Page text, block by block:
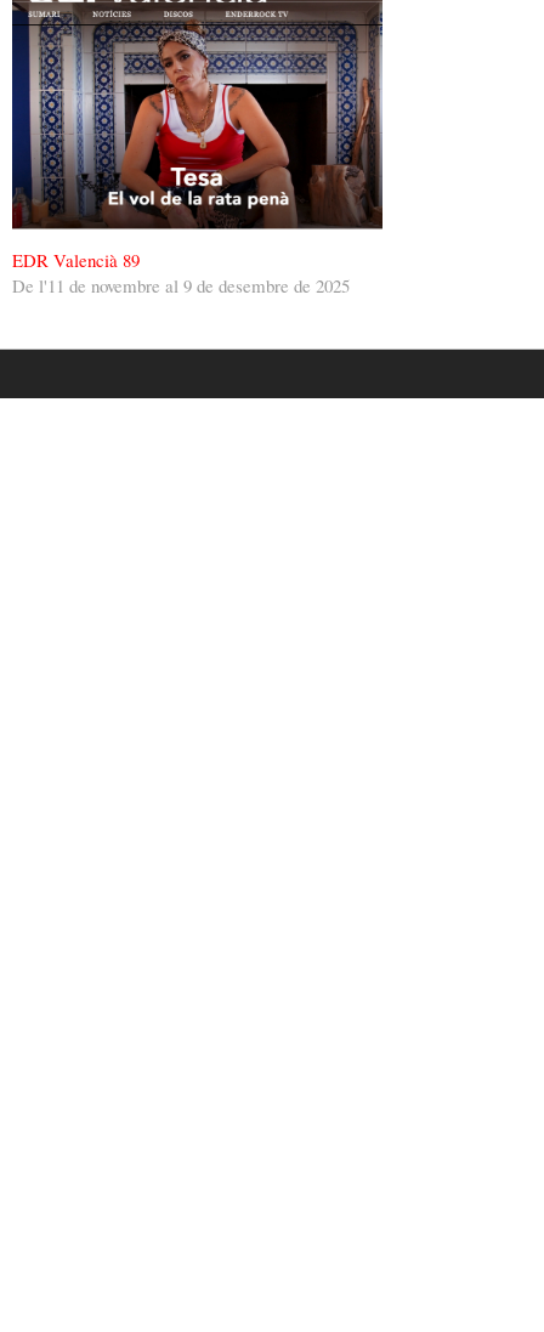
EDR Valencià 89
De l'11 de novembre al 9 de desembre de 2025